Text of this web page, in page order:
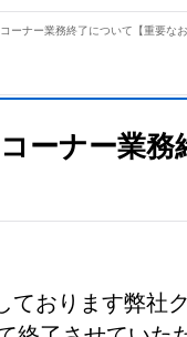
ーナー業務終了について【重要な
ーナー業務
おります弊社